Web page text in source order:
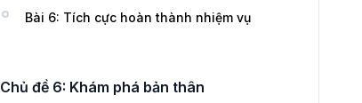
Bài 6: Tích cực hoàn thành nhiệm vụ
Chủ đề 6: Khám phá bản thân